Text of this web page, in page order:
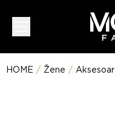
HOME / Žene / Aksesoar